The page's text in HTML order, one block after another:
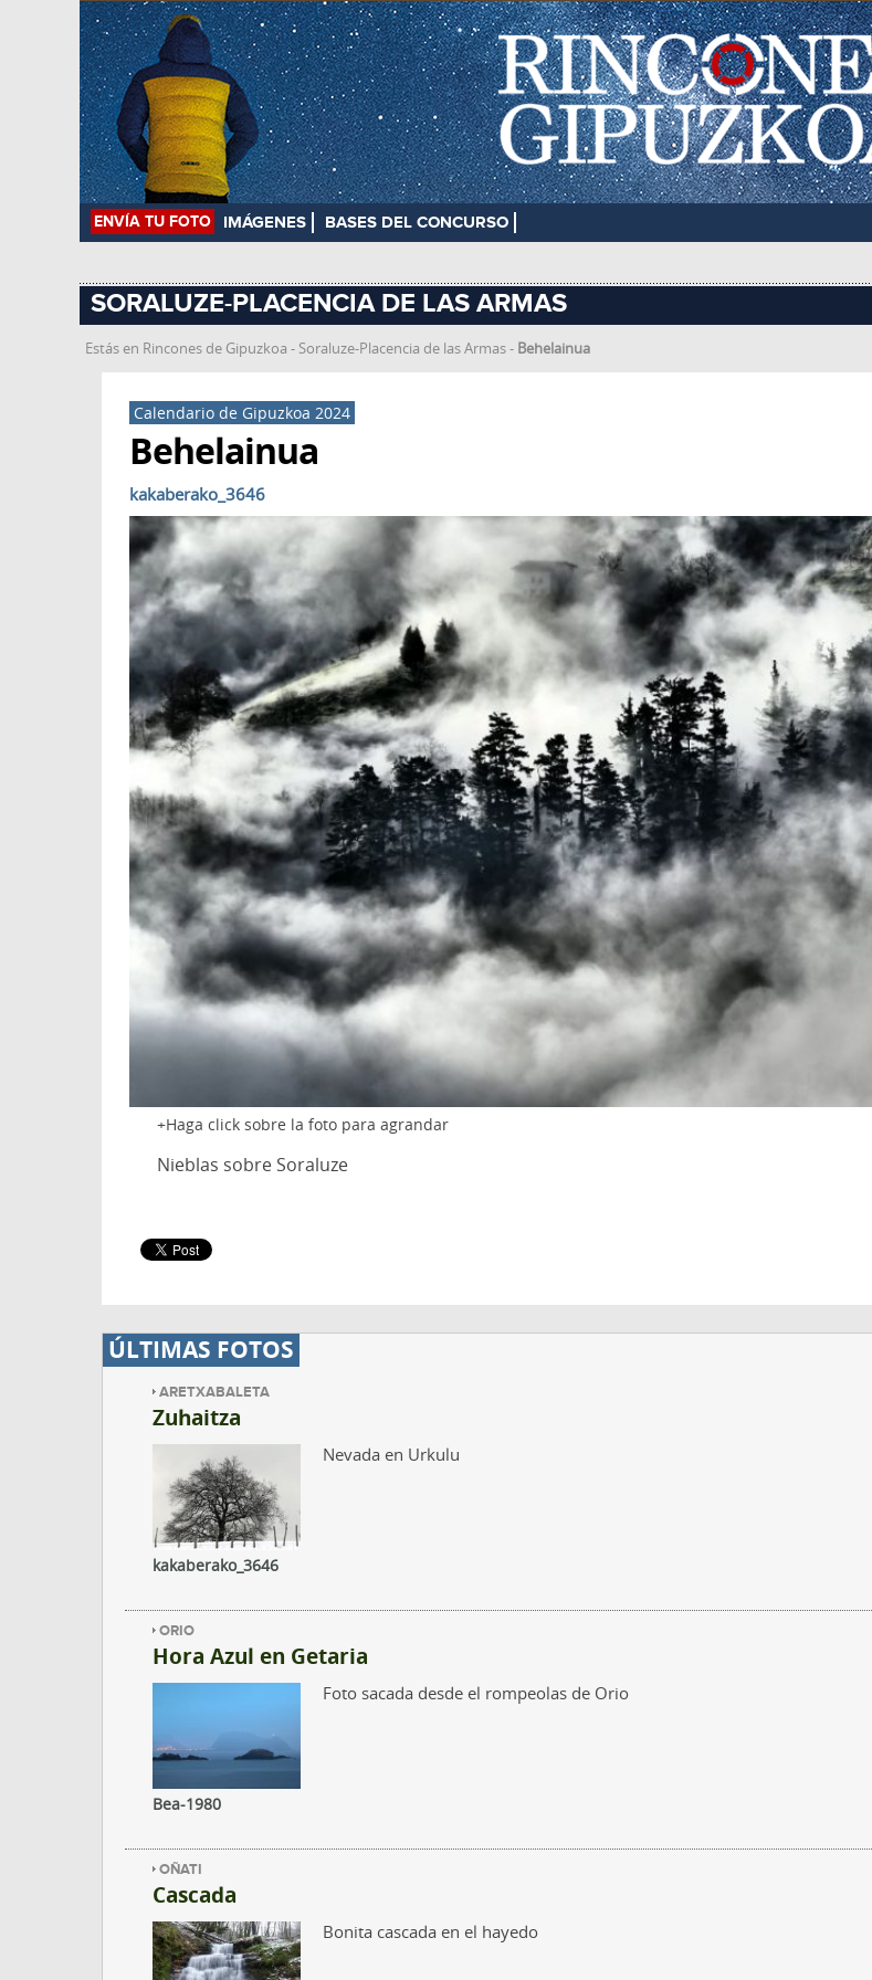
ENVÍA TU FOTO IMÁGENES BASES DEL CONCURSO
SORALUZE-PLACENCIA DE LAS ARMAS
Estás en Rincones de Gipuzkoa - Soraluze-Placencia de las Armas- Behelainua
Calendario de Gipuzkoa 2024
Behelainua
Haga click sobre la foto para agrandar
kakaberako_3646
Nieblas sobre Soraluze
ÚLTIMAS FOTOS
ARETXABALETA
Zuhaitza
Nevada en Urkulu
kakaberako_3646
ORIO
Hora Azul en Getaria
Foto sacada desde el rompeolas de Orio
Bea-1980
OÑATI
Cascada
Bonita cascada en el hayedo